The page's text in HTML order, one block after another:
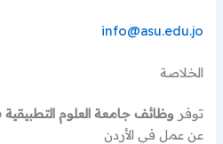
info@asu.edu.jo
الخلاصة
توفروظائف جامعة العلوم التطبيقية 2026
عن عمل في الأردن